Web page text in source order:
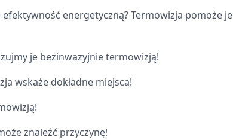
energetyczną? Termowizja pomoże je
je bezinwazyjnie termowizją!
wskaże dokładne miejsca!
znaleźć przyczynę!